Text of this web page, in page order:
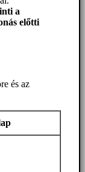
a
előtti
és az